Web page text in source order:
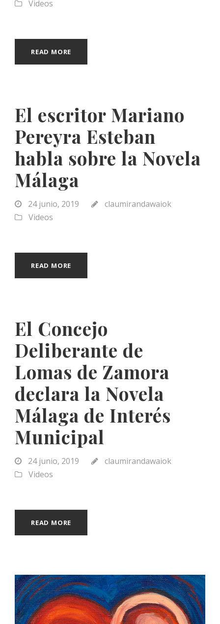
Videos
READ MORE
El escritor Mariano
Pereyra Esteban
habla sobre la Novela
Málaga
24 junio, 2019
claumirandawaiok
Videos
READ MORE
El Concejo
Deliberante de
Lomas de Zamora
declara la Novela
Málaga de Interés
Municipal
24 junio, 2019
claumirandawaiok
Videos
READ MORE